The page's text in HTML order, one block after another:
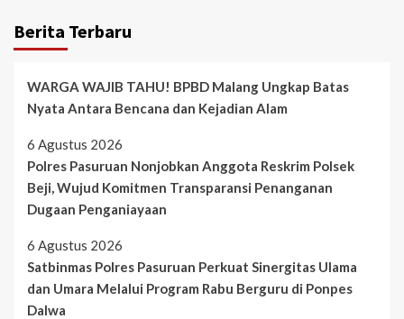
Berita Terbaru
WARGA WAJIB TAHU! BPBD Malang Ungkap Batas
Nyata Antara Bencana dan Kejadian Alam
6 Agustus 2026
Polres Pasuruan Nonjobkan Anggota Reskrim Polsek
Beji, Wujud Komitmen Transparansi Penanganan
Dugaan Penganiayaan
6 Agustus 2026
Satbinmas Polres Pasuruan Perkuat Sinergitas Ulama
dan Umara Melalui Program Rabu Berguru di Ponpes
Dalwa